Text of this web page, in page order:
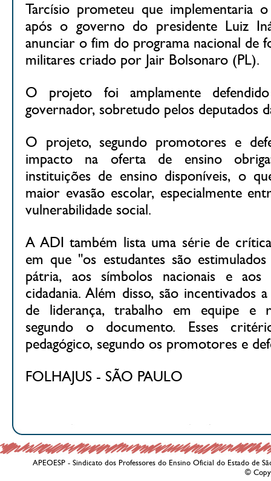
Tarcísio prometeu que implementaria
após o governo do presidente Luiz
anunciar o fim do programa nacional de
militares criado por Jair Bolsonaro (PL).
O projeto foi amplamente
governador, sobretudo pelos deputados
O projeto, segundo promotores e
impacto na oferta de ensino
instituições de ensino disponíveis, o
maior evasão escolar, especialmente
vulnerabilidade social.
A ADI também lista uma série de
em que "os estudantes são
pátria, aos símbolos nacionais e
cidadania. Além disso, são incentivados
de liderança, trabalho em equipe e
segundo o documento. Esses
pedagógico, segundo os promotores e
FOLHAJUS - SÃO PAULO
APEOESP - Sindicato dos Professores do Ensino Oficial do Estado de
©